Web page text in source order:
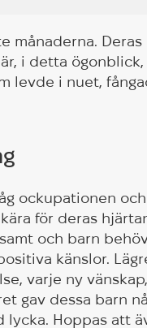
månaderna. Deras
i detta ögonblick,
levde i nuet,
ockupationen och
för deras
och barn
känslor.
varje ny vänskap,
gav dessa barn
lycka. Hoppas att